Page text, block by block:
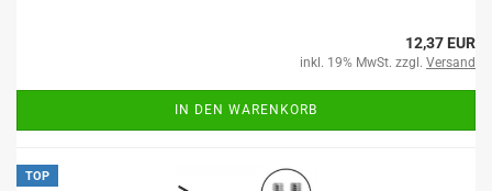
12,37 EUR
inkl. 19% MwSt. zzgl. Versand
IN DEN WARENKORB
TOP